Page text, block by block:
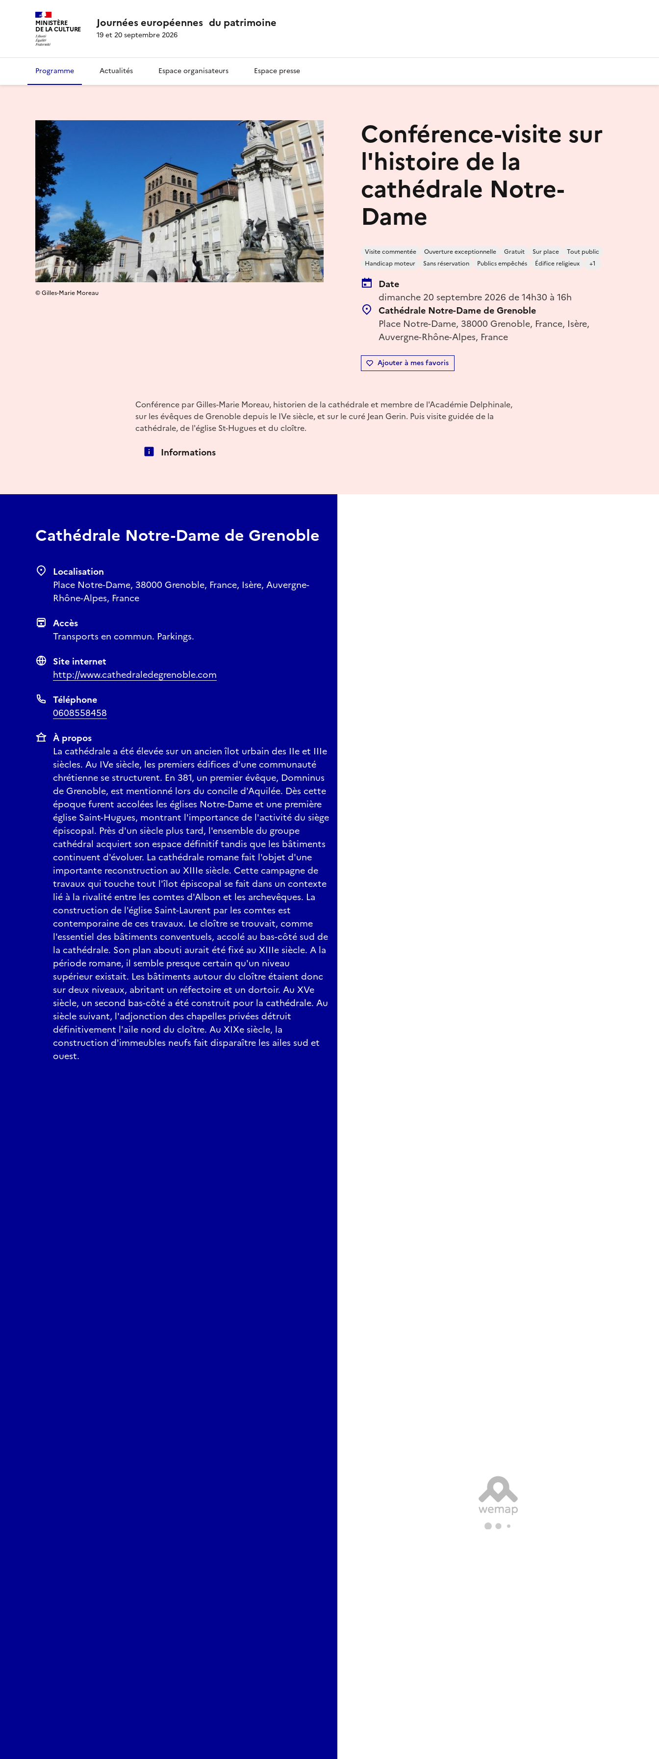
MINISTÈRE
DE LA CULTURE Journées européennes du patrimoine
19 et 20 septembre 2026
Programme Actualités Espace organisateurs Espace presse
Conférence-visite sur
l'histoire de la
cathédrale Notre-
Dame
Visite commentée Ouverture exceptionnelle Gratuit Sur place
Tout public
Handicap moteur
Sans réservation Publics empêchés Édifice religieux +1
Date
dimanche 20 septembre 2026 de 14h30 à 16h
Cathédrale Notre-Dame de Grenoble
Place Notre-Dame, 38000 Grenoble, France, Isère,
Auvergne-Rhône-Alpes, France
Ajouter à mes favoris
© Gilles-Marie Moreau
Conférence par Gilles-Marie Moreau, historien de la cathédrale et membre de l'Académie Delphinale,
sur les évêques de Grenoble depuis le IVe siècle, et sur le curé Jean Gerin. Puis visite guidée de la
cathédrale, de l'église St-Hugues et du cloître.
Informations
Cathédrale Notre-Dame de Grenoble
Localisation
Place Notre-Dame, 38000 Grenoble, France, Isère, Auvergne-
Rhône-Alpes, France
Accès
Transports en commun. Parkings.
Site internet
http://www.cathedraledegrenoble.com
Téléphone
0608558458
À propos
La cathédrale a été élevée sur un ancien îlot urbain des IIe et IIIe
siècles. Au IVe siècle, les premiers édifices d'une communauté
chrétienne se structurent. En 381, un premier évêque, Domninus
de Grenoble, est mentionné lors du concile d'Aquilée. Dès cette
époque furent accolées les églises Notre-Dame et une première
église Saint-Hugues, montrant l'importance de l'activité du siège
épiscopal. Près d'un siècle plus tard, l'ensemble du groupe
cathédral acquiert son espace définitif tandis que les bâtiments
continuent d'évoluer. La cathédrale romane fait l'objet d'une
importante reconstruction au XIIIe siècle. Cette campagne de
travaux qui touche tout l'îlot épiscopal se fait dans un contexte
lié à la rivalité entre les comtes d'Albon et les archevêques. La
construction de l'église Saint-Laurent par les comtes est
contemporaine de ces travaux. Le cloître se trouvait, comme
l'essentiel des bâtiments conventuels, accolé au bas-côté sud de
la cathédrale. Son plan abouti aurait été fixé au XIIIe siècle. A la
période romane, il semble presque certain qu'un niveau
supérieur existait. Les bâtiments autour du cloître étaient donc
sur deux niveaux, abritant un réfectoire et un dortoir. Au XVe
siècle, un second bas-côté a été construit pour la cathédrale. Au
siècle suivant, l'adjonction des chapelles privées détruit
définitivement l'aile nord du cloître. Au XIXe siècle, la
construction d'immeubles neufs fait disparaître les ailes sud et
ouest.